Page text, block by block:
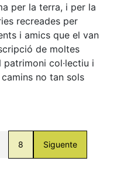
per la terra, i per la
recreades per
i amics que el van
de moltes
col·lectiu i
no tan sols
8 Siguente